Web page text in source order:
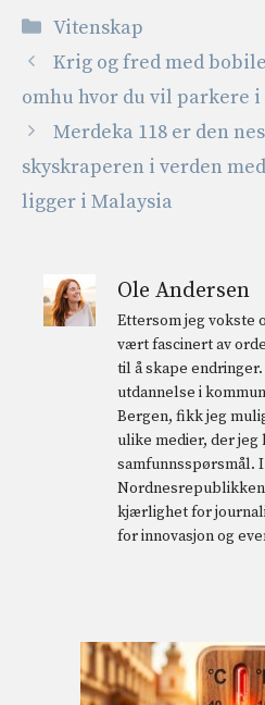
Kategorier
Vitenskap
Krig og fred med
omhu hvor du vil parkere i
Merdeka 118 er den
skyskraperen i verden
ligger i Malaysia
Ole Andersen
Ettersom jeg vokste
vært fascinert av
til å skape
utdannelse i
Bergen, fikk jeg
ulike medier, der jeg
samfunnsspørsmål.
kjærlighet for
for innovasjon og